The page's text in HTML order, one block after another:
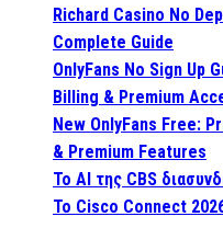
Richard Casino No
Complete Guide
OnlyFans No Sign Up
Billing & Premium
New OnlyFans Free:
& Premium Features
Το AI της CBS
Το Cisco Connect